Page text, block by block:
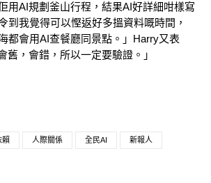
用AI規劃釜山行程，結果AI好詳細咁樣寫
到我覺得可以慳返好多搵資料嘅時間，
都會用AI查餐廳同景點。」Harry又表
舊，會錯，所以一定要驗證。」
賴 人際關係 全民AI 新報人